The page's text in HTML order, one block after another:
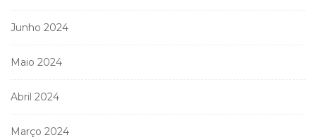
Junho 2024
Maio 2024
Abril 2024
Março 2024